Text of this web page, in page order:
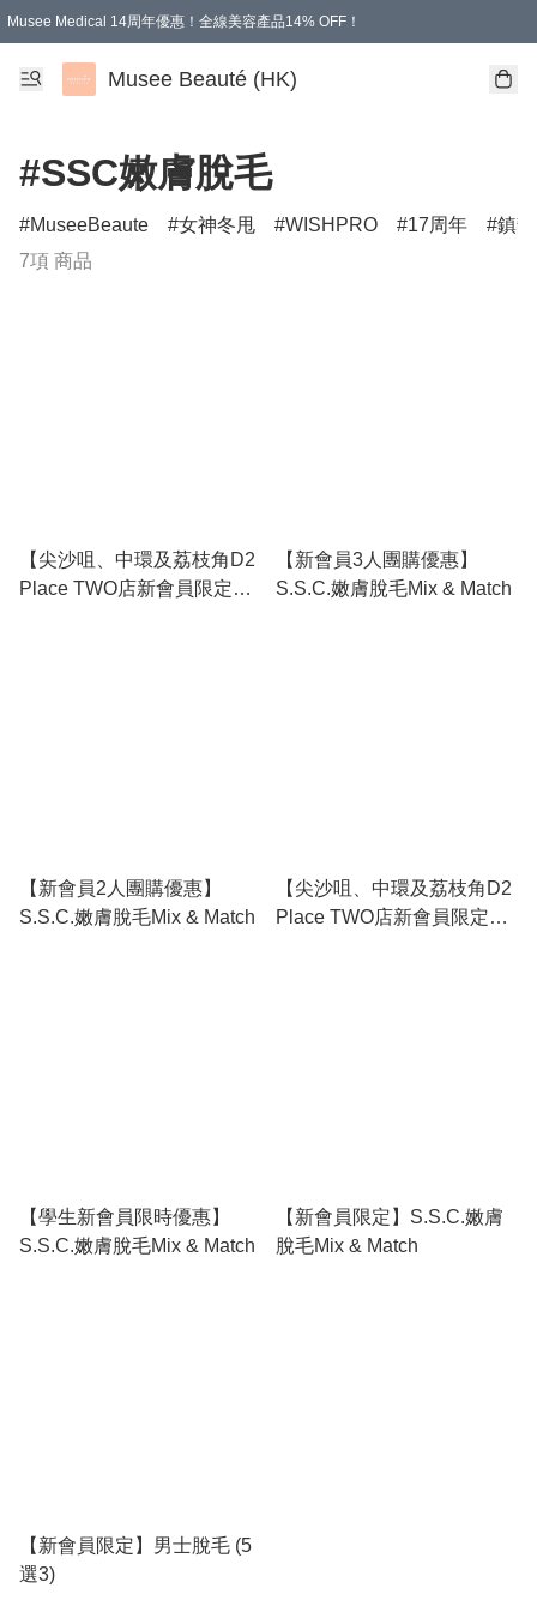
Musee Medical 14周年優惠！全線美容產品14% OFF！
凡購物滿HKD 500.00即享運費減免優惠
Musee Beauté (HK)
#SSC嫩膚脫毛
MuseeBeaute 女神冬甩 WISHPRO 17周年
鎮
7項 商品
【尖沙咀、中環及荔枝角D2
Place TWO店新會員限定】
【新會員3人團購優惠】
S.S.C.嫩膚脫毛Mix & Match
【新會員2人團購優惠】
S.S.C.嫩膚脫毛Mix & Match
【尖沙咀、中環及荔枝角D2
Place TWO店新會員限定】
【學生新會員限時優惠】
S.S.C.嫩膚脫毛Mix & Match
【新會員限定】S.S.C.嫩膚
脫毛Mix & Match
【新會員限定】男士脫毛 (5
選3)